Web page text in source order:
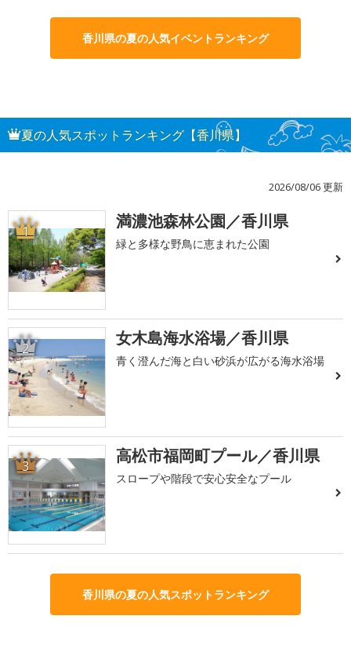
香川県の夏の人気イベントランキング
夏の人気スポットランキング【香川県】
2026/08/06 更新
1 満濃池森林公園／香川県
緑と多様な野鳥に恵まれた公園
2 女木島海水浴場／香川県
青く澄んだ海と白い砂浜が広がる海水浴場
3 高松市福岡町プール／香川県
スロープや階段で安心安全なプール
香川県の夏の人気スポットランキング